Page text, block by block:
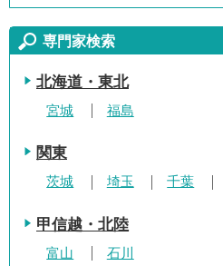
専門家検索
北海道・東北
宮城 福島
関東
茨城 埼玉 千葉
甲信越・北陸
富山 石川